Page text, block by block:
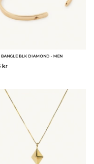
BANGLE BLK DIAMOND - MEN
kr